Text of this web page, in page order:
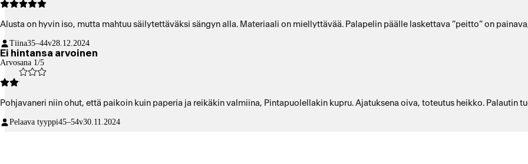
Alusta on hyvin iso, mutta mahtuu säilytettäväksi sängyn alla. Materiaali on miellyttävää.
Tiina35–44v28.12.2024
Ei hintansa arvoinen
Arvosana 1/5
Pohjavaneri niin ohut, että paikoin kuin paperia ja reikäkin valmiina, Pintapuolellakin kupru. Ajatuksena oiva, toteutus heikko. Palautin
Pelaava tyyppi45–54v30.11.2024